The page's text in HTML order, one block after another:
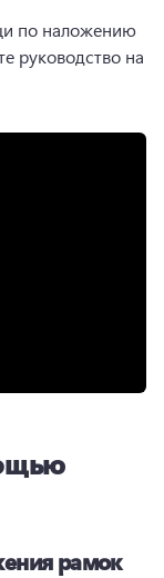
по наложению
руководство на
рамок